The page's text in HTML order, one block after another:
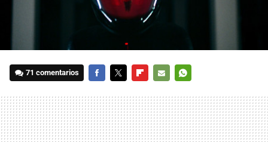
71 comentarios
MAIL